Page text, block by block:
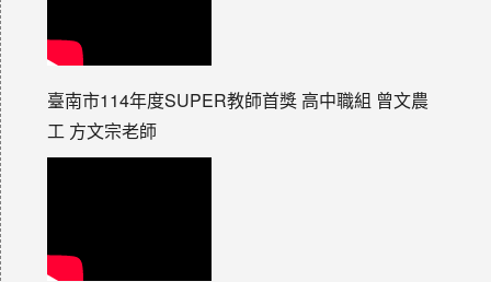
臺南市114年度SUPER教師首獎 高中職組 曾文農
工 方文宗老師